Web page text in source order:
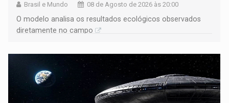
Brasil e Mundo 08 de Agosto de 2026 às 20:00
O modelo analisa os resultados ecológicos observados
diretamente no campo